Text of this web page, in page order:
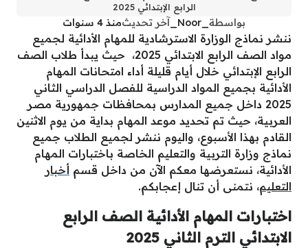
الرابع الإبتدائي 2025
بواسطة آخر تحديثمنذ 4 سنوات
ننشر نماذج الوزارة الاسترشادية للمهام الأدائية لجميع
مواد الصف الرابع الابتدائي 2025، حيث يبدأ طلاب الصف
الرابع الإبتدائي خلال أيام قليلة أداء امتحانات المهام
الأدائية بجميع المواد الدراسية للفصل الدراسي الثاني
2025 داخل جميع المدارس بمحافظات جمهورية مصر
العربية، حيث تم تحديد موعد المهام بداية من يوم الاثنين
القادم بهذا الأسبوع، واليوم ننشر لجميع الطلاب جميع
نماذج وزارة التربية والتعليم الخاصة باختبارات المهام
الأدائية، نستعرضها معكم الآن من داخل قسم أخبار
التعليم، نتمنى أن تنال إعجابكم.
اختبارات المهام الأدائية الصف الرابع
الابتدائي الترم الثاني 2025